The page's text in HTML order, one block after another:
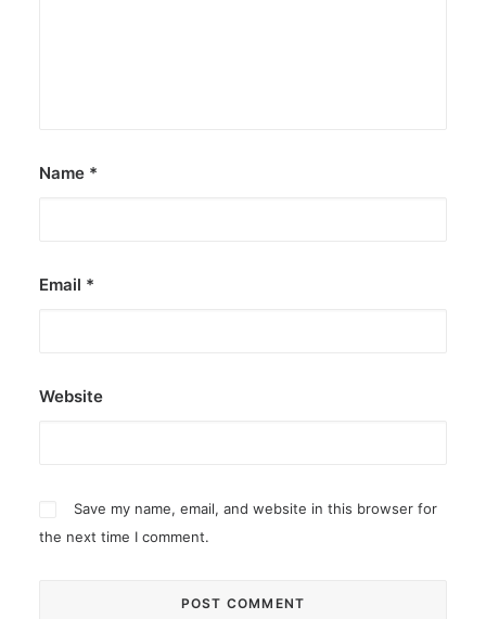
Name *
Email *
Website
Save my name, email, and website in this browser for
the next time I comment.